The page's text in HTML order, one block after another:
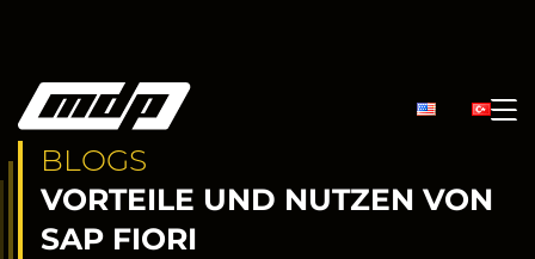
BLOGS
VORTEILE UND NUTZEN VON
SAP FIORI